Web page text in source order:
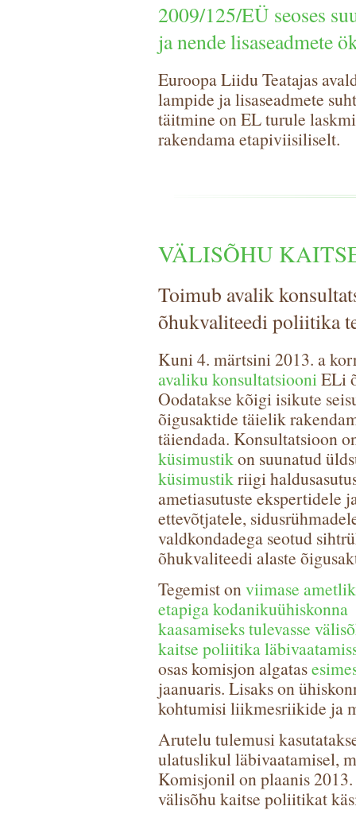
2009/125/EÜ seoses
ja nende lisaseadmete
Euroopa Liidu Teatajas
lampide ja lisaseadmete
täitmine on EL turule
rakendama etapiviisiliselt.
VÄLISÕHU
Toimub avalik
õhukvaliteedi poliitika
Kuni 4. märtsini 2013. a
avaliku konsultatsiooniELi
Oodatakse kõigi isikute
õigusaktide täielik
täiendada. Konsultatsioon
küsimustikon suunatud
küsimustikriigi
ametiasutuste ekspertidele
ettevõtjatele,
valdkondadega seotud
õhukvaliteedi alaste
Tegemist onviimase
etapiga kodanikuühiskonna
kaasamiseks tulevasse
kaitse poliitika
osas komisjon algatas
jaanuaris. Lisaks on
kohtumisi liikmesriikide ja
Arutelu tulemusi
ulatuslikul läbivaatamisel,
Komisjonil on plaanis
välisõhu kaitse poliitikat